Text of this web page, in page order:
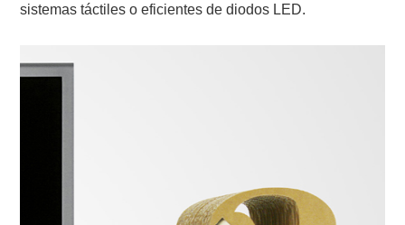
sistemas táctiles o eficientes de diodos LED.